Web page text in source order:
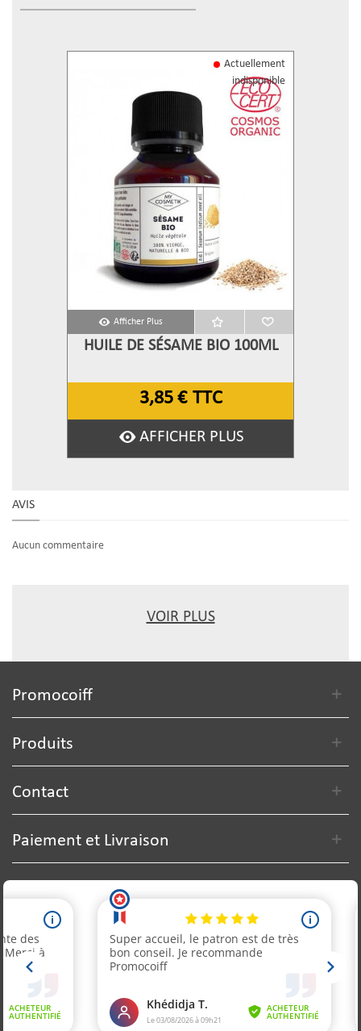
Actuellement
indisponible
Afficher Plus
HUILE DE SÉSAME BIO 100ML
3,85 € TTC
AFFICHER PLUS
AVIS
Aucun commentaire
VOIR PLUS
Promocoiff
Produits
Contact
Paiement et Livraison